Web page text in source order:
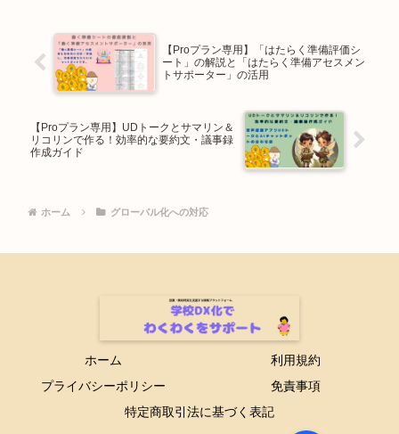
【Proプラン専用】「はたらく準備評価シ
ート」の解説と「はたらく準備アセスメン
トサポーター」の活用
【Proプラン専用】UDトークとサマリン＆
リコリンで作る！効率的な要約文・議事録
作成ガイド
ホーム グローバル化への対応
ホーム
利用規約
プライバシーポリシー
免責事項
特定商取引法に基づく表記